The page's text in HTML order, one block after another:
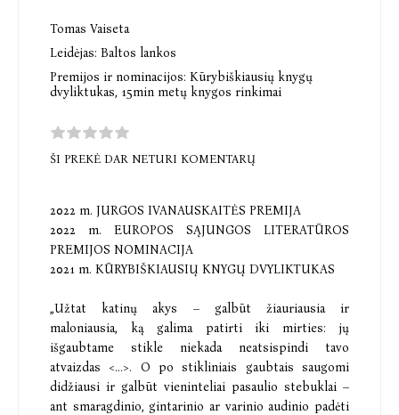
Tomas Vaiseta
Leidėjas: Baltos lankos
Premijos ir nominacijos: Kūrybiškiausių knygų
dvyliktukas, 15min metų knygos rinkimai
ŠI PREKĖ DAR NETURI KOMENTARŲ
2022 m. JURGOS IVANAUSKAITĖS PREMIJA
2022 m. EUROPOS SĄJUNGOS LITERATŪROS
PREMIJOS NOMINACIJA
2021 m. KŪRYBIŠKIAUSIŲ KNYGŲ DVYLIKTUKAS
„Užtat katinų akys – galbūt žiauriausia ir
maloniausia, ką galima patirti iki mirties: jų
išgaubtame stikle niekada neatsispindi tavo
atvaizdas <…>. O po stikliniais gaubtais saugomi
didžiausi ir galbūt vieninteliai pasaulio stebuklai –
ant smaragdinio, gintarinio ar varinio audinio padėti